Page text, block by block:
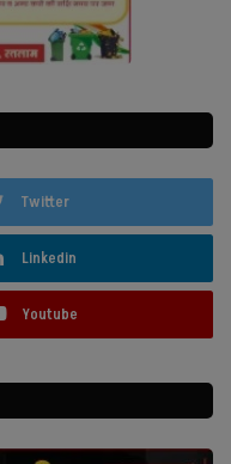
Twitter
Linkedin
Youtube